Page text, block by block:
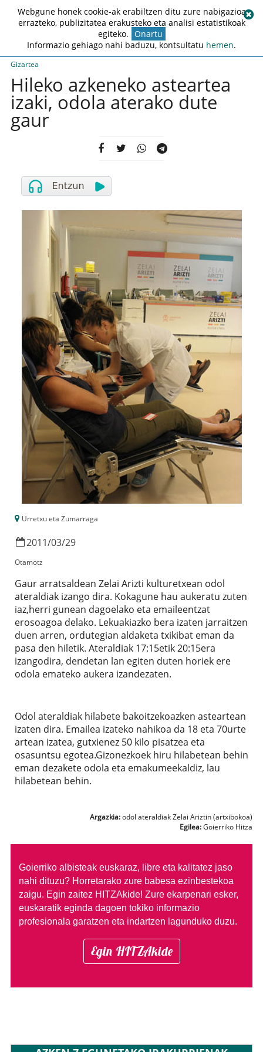
Gizartea
Hileko azkeneko asteartea
izaki, odola aterako dute
gaur
Urretxu eta Zumarraga
2011/03/29
Otamotz
Gaur arratsaldean Zelai Arizti kulturetxean odol
ateraldiak izango dira. Kokagune hau aukeratu zuten
iaz,herri gunean dagoelako eta emaileentzat
erosoagoa delako. Lekuakiazko bera izaten jarraitzen
duen arren, ordutegian aldaketa txikibat eman da
pasa den hiletik. Ateraldiak 17:15etik 20:15era
izangodira, dendetan lan egiten duten horiek ere
odola emateko aukera izandezaten.
Odol ateraldiak hilabete bakoitzekoazken asteartean
izaten dira. Emailea izateko nahikoa da 18 eta 70urte
artean izatea, gutxienez 50 kilo pisatzea eta
osasuntsu egotea.Gizonezkoek hiru hilabetean behin
eman dezakete odola eta emakumeekaldiz, lau
hilabetean behin.
Argazkia:odol ateraldiak Zelai Ariztin (artxibokoa)
Egilea:Goierriko Hitza
Goierriko albisteak euskaraz, libre eta kalitatez jaso
nahi dituzu? Horretarako zure babesa ezinbestekoa
zaigu. Egin zaitez HITZAkide! Zure ekarpenari esker,
euskaratik eginda dagoen tokiko informazio
profesionala garatzen eta indartzen lagunduko duzu.
Egin HITZAkide
Webgune honek cookie-ak erabiltzen ditu zure nabigazioa
errazteko, publizitatea erakusteko eta analisi estatistikoak
egiteko. Onartu
Informazio gehiago nahi baduzu, kontsultatu hemen.